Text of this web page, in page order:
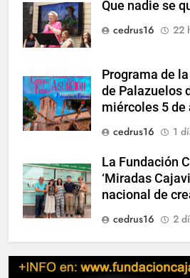
Que nadie se
cedrus16
22
Programa de
de Palazuelos
miércoles 5 de
cedrus16
1
La Fundación
‘Miradas
nacional de
cedrus16
2